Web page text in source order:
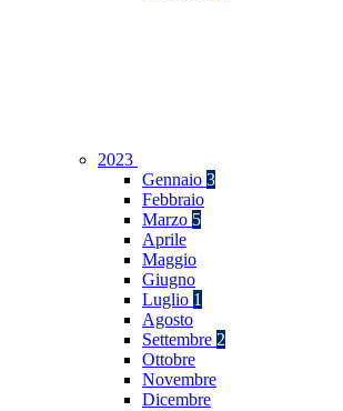
2023
Gennaio 3
Febbraio
Marzo 5
Aprile
Maggio
Giugno
Luglio 1
Agosto
Settembre 2
Ottobre
Novembre
Dicembre